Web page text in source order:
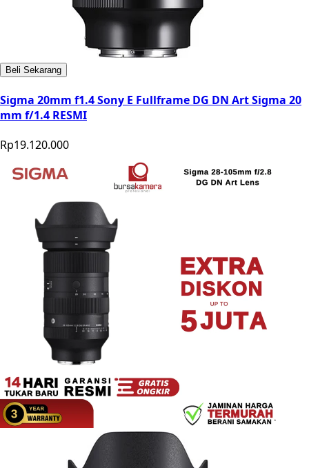
Beli Sekarang
Sigma 20mm f1.4 Sony E Fullframe DG DN Art Sigma 20
mm f/1.4 RESMI
Rp19.120.000